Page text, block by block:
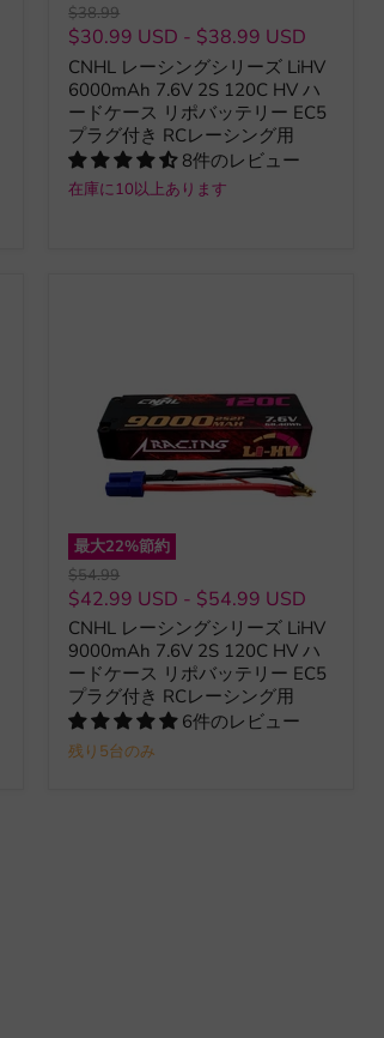
元
の
価
格
$38.99
$30.99 USD - $38.99 USD
CNHL レーシングシリーズ LiHV
6000mAh 7.6V 2S 120C HV ハ
ードケース リポバッテリー EC5
プラグ付き RCレーシング用
8件のレビュー
在庫に10以上あります
最大22%節約
元
の
価
格
$54.99
$42.99 USD - $54.99 USD
CNHL レーシングシリーズ LiHV
9000mAh 7.6V 2S 120C HV ハ
ードケース リポバッテリー EC5
プラグ付き RCレーシング用
6件のレビュー
残り5台のみ